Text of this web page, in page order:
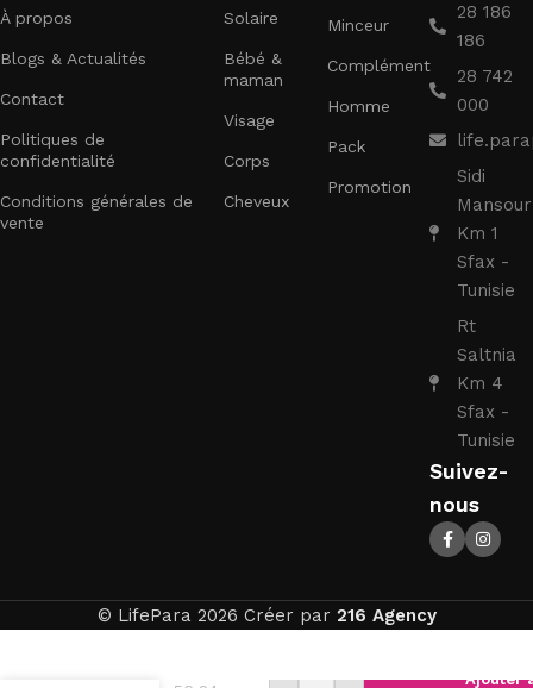
À propos
Blogs & Actualités
Contact
Politiques de
confidentialité
Conditions générales de
vente
Solaire
Bébé &
maman
Visage
Corps
Cheveux
Minceur
Complément
Homme
Pack
Promotion
28 186
186
28 742
000
Sidi
Mansour
Km 1
Sfax -
Tunisie
Rt
Saltnia
Km 4
Sfax -
Tunisie
Suivez-
nous
© LifePara 2026 Créer par 216 Agency
Ajouter